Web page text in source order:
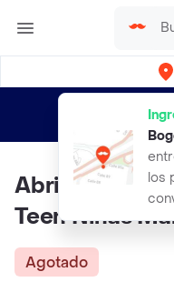
los
envíos
Abrigo Anorak
Teen Niñas
Agotado